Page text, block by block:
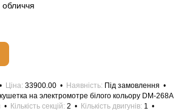
Ціна 33900.00 Наявність Під замовлення
на электромотре білого кольору DM-268A
Кількість секцій 2 Кількість двигунів 1